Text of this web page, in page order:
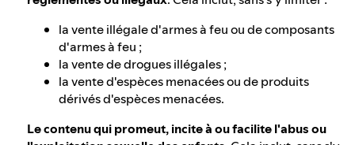
la vente illégale d'armes à feu ou de composants
d'armes à feu ;
la vente de drogues illégales ;
la vente d'espèces menacées ou de produits
dérivés d'espèces menacées.
Le contenu qui promeut, incite à ou facilite l'abus ou